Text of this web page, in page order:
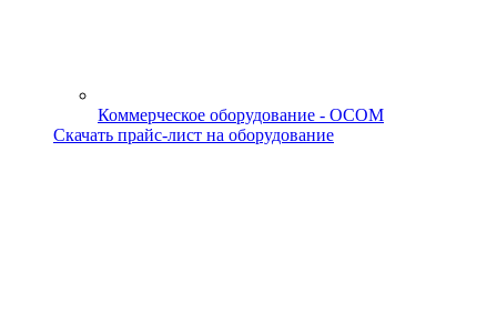
Коммерческое оборудование - OCOM
Скачать прайс-лист на оборудование